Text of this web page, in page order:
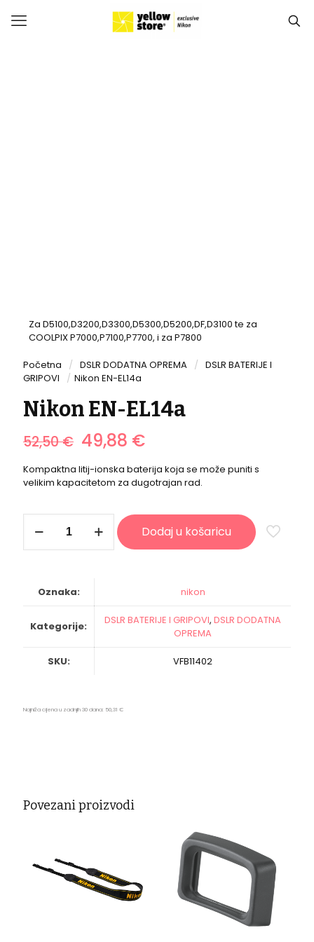
Za D5100,D3200,D3300,D5300,D5200,DF,D3100 te za
COOLPIX P7000,P7100,P7700, i za P7800
Početna / DSLR DODATNA OPREMA / DSLR BATERIJE I
GRIPOVI
/ Nikon EN-EL14a
Nikon EN-EL14a
52,50€ Izvorna
cijena
bila
je:
52,50 €.
49,88 €Trenutna
je:
49,88 €.
Kompaktna litij-ionska baterija koja se može puniti s
velikim kapacitetom za dugotrajan rad.
EN-
Dodaj u košaricu
Oznaka: nikon
Kategorije: DSLR BATERIJE I GRIPOVI, DSLR DODATNA
OPREMA
SKU: VFB11402
Najniža cijena u zadnjih 30 dana: 50,31 €
Povezani proizvodi